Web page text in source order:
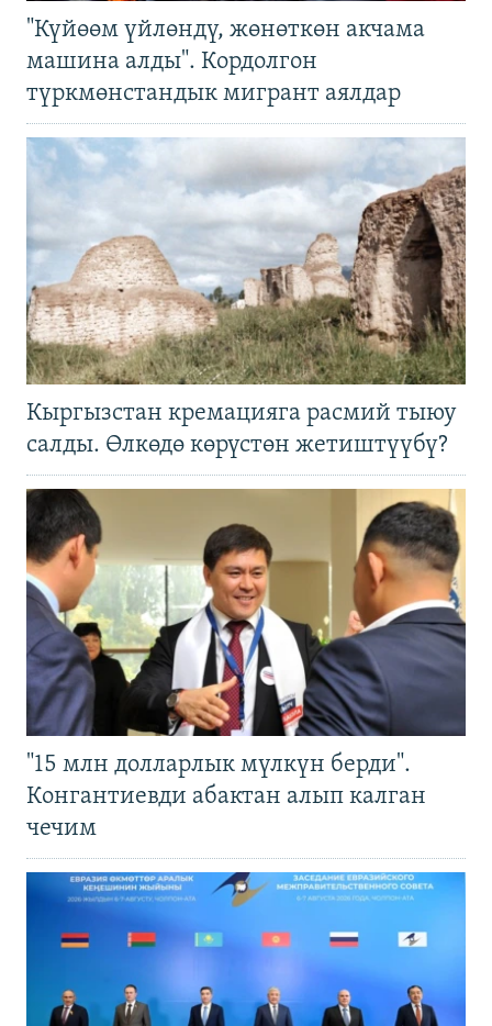
"Күйөөм үйлөндү, жөнөткөн акчама
машина алды". Кордолгон
түркмөнстандык мигрант аялдар
Кыргызстан кремацияга расмий тыюу
салды. Өлкөдө көрүстөн жетиштүүбү?
"15 млн долларлык мүлкүн берди".
Конгантиевди абактан алып калган
чечим